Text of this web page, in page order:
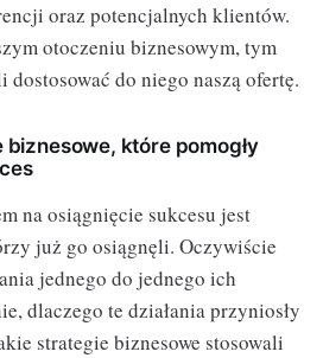
oraz potencjalnych klientów.
otoczeniu biznesowym, tym
dostosować do niego naszą ofertę.
które pomogły
na osiągnięcie sukcesu jest
już go osiągnęli. Oczywiście
jednego do jednego ich
dlaczego te działania przyniosły
strategie biznesowe stosowali